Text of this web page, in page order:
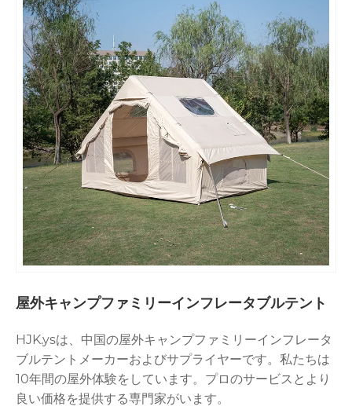
屋外キャンプファミリーインフレータブルテント
HJK.ysは、中国の屋外キャンプファミリーインフレータ
ブルテントメーカーおよびサプライヤーです。私たちは
10年間の屋外体験をしています。プロのサービスとより
良い価格を提供する専門家がいます。